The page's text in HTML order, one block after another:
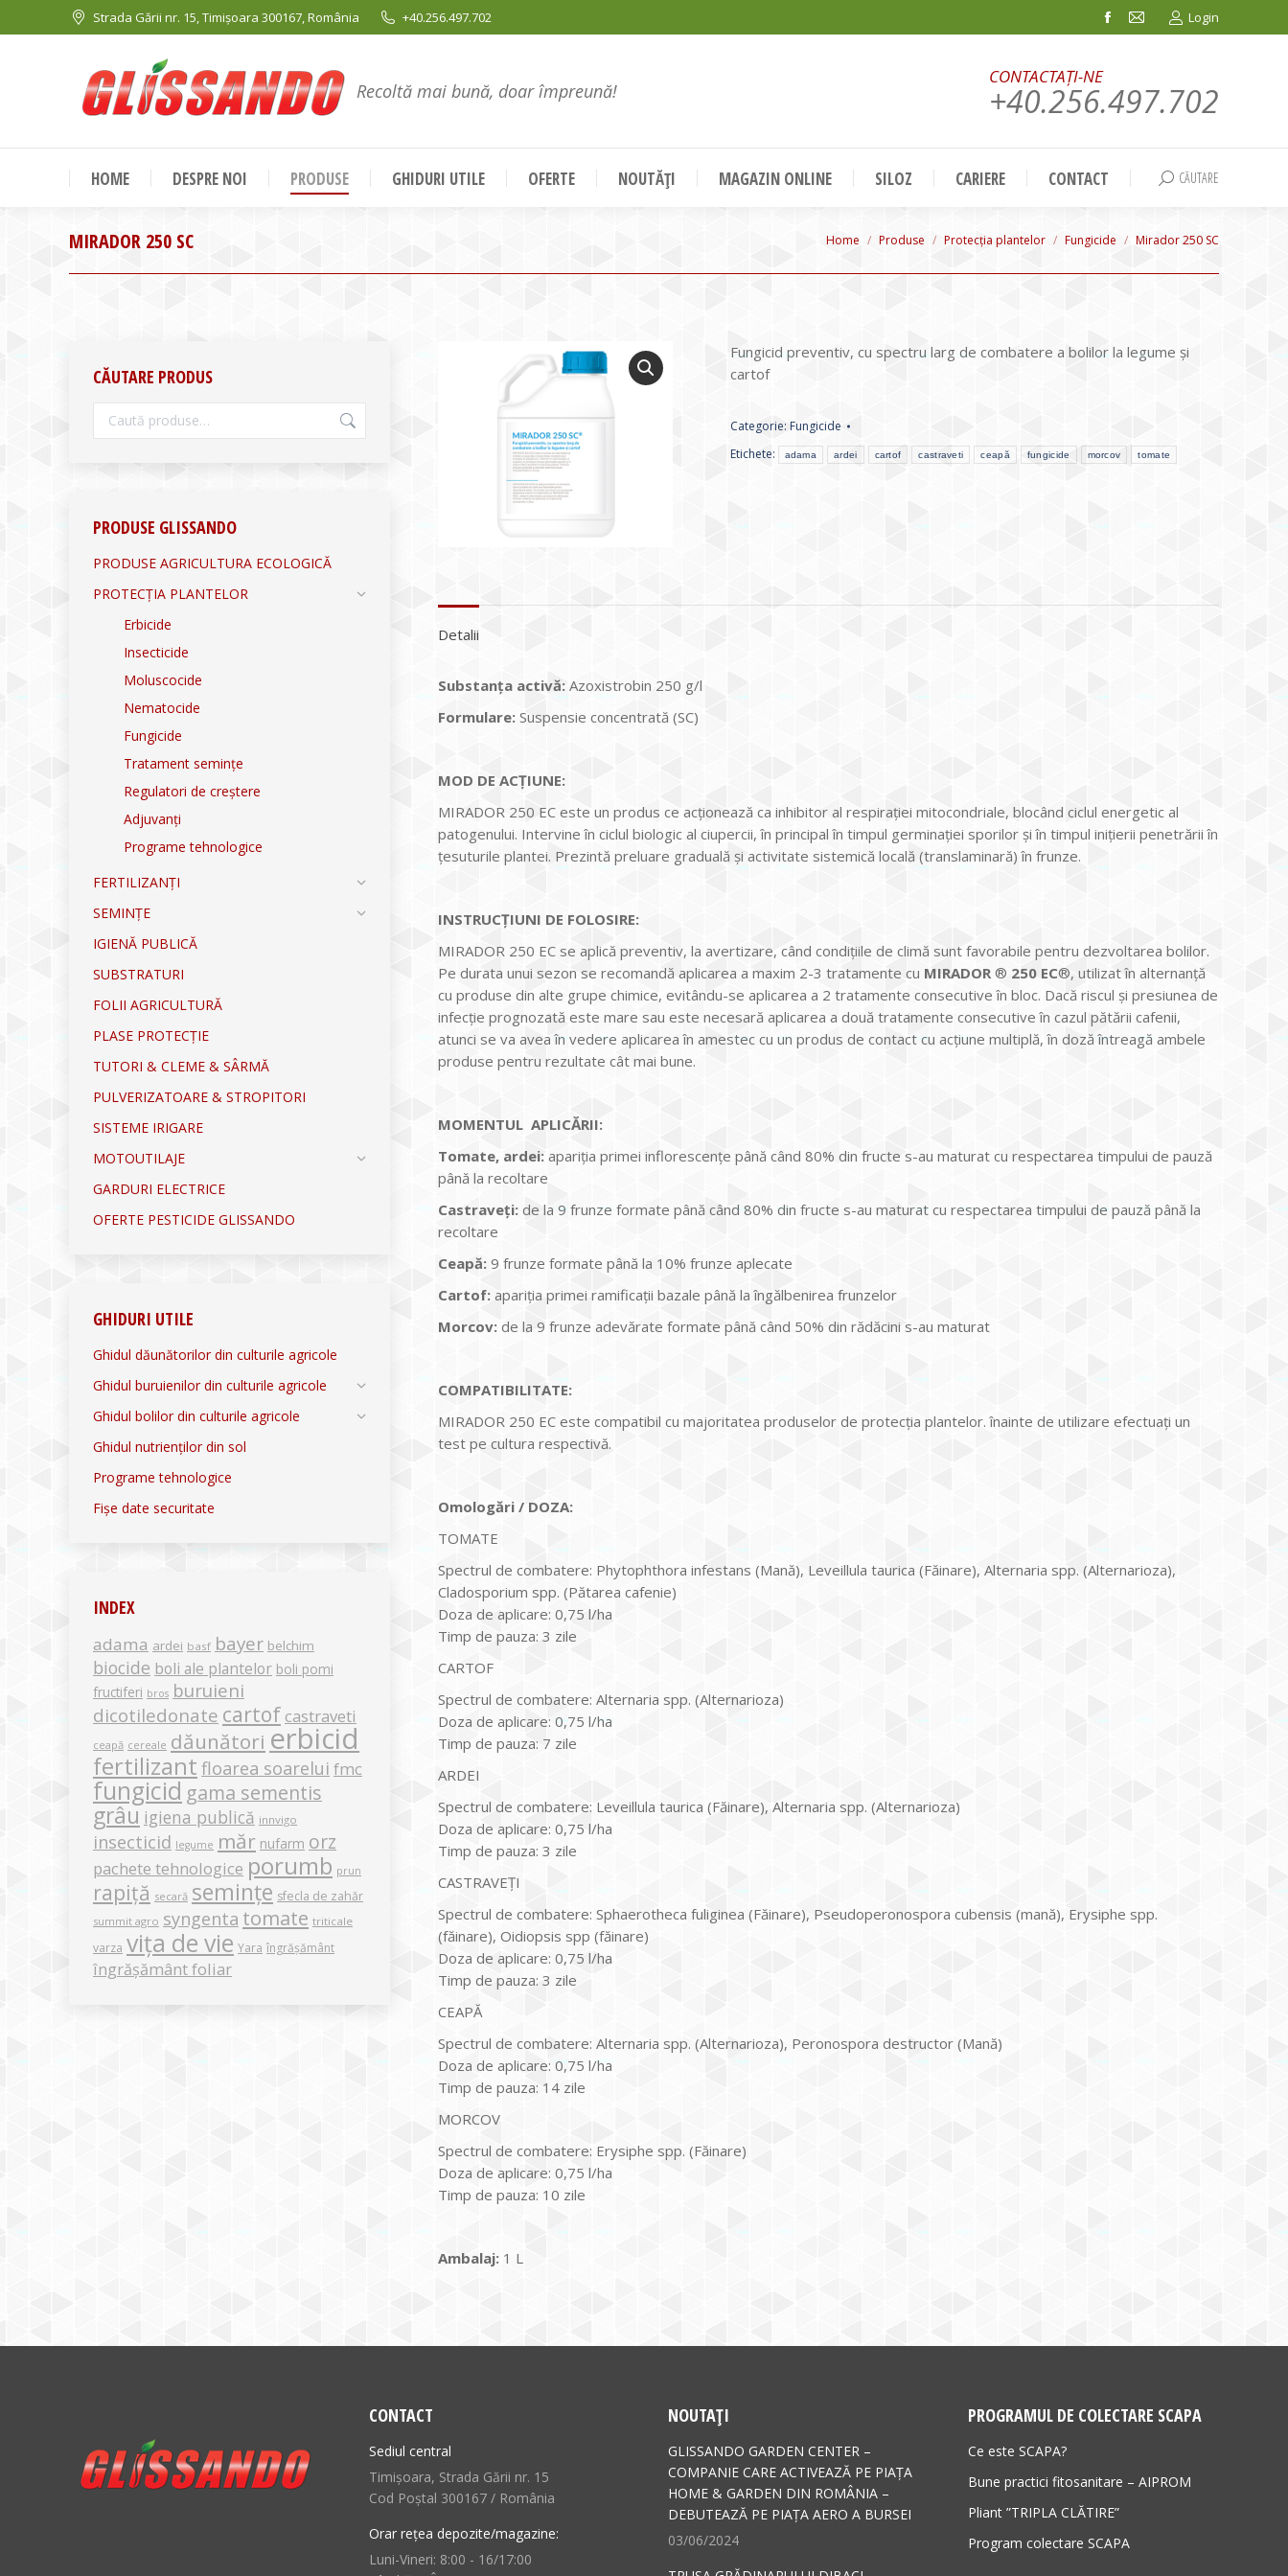
Strada Gării nr. 15, Timișoara 300167, România +40.256.497.702
Facebook
in
window
Mail
in
window
Login
Recoltă mai bună, doar împreună!
CONTACTAȚI-NE
+40.256.497.702
HOME DESPRE NOI PRODUSE GHIDURI UTILE OFERTE NOUTĂȚI MAGAZIN ONLINE SILOZ CARIERE CONTACT Search:
CĂUTARE
MIRADOR 250 SC You are here:
Home Produse Protecția plantelor Fungicide Mirador 250 SC
Fungicid preventiv, cu spectru larg de combatere a bolilor la legume și
cartof
Categorie: Fungicide
Etichete:
adama ardei cartof castraveti ceapă fungicide morcov tomate
Detalii
Substanţa activă: Azoxistrobin 250 g/l
Formulare: Suspensie concentrată (SC)
MOD DE ACŢIUNE:
MIRADOR 250 EC este un produs ce acționează ca inhibitor al respirației mitocondriale, blocând ciclul energetic al
patogenului. Intervine în ciclul biologic al ciupercii, în principal în timpul germinației sporilor și în timpul inițierii penetrării în
țesuturile plantei. Prezintă preluare graduală și activitate sistemică locală (translaminară) în frunze.
INSTRUCŢIUNI DE FOLOSIRE:
MIRADOR 250 EC se aplică preventiv, la avertizare, când condițiile de climă sunt favorabile pentru dezvoltarea bolilor.
Pe durata unui sezon se recomandă aplicarea a maxim 2-3 tratamente cu MIRADOR ® 250 EC®, utilizat în alternanță
cu produse din alte grupe chimice, evitându-se aplicarea a 2 tratamente consecutive în bloc. Dacă riscul și presiunea de
infecție prognozată este mare sau este necesară aplicarea a două tratamente consecutive în cazul pătării cafenii,
atunci se va avea în vedere aplicarea în amestec cu un produs de contact cu acțiune multiplă, în doză întreagă ambele
produse pentru rezultate cât mai bune.
MOMENTUL APLICĂRII:
Tomate, ardei: apariția primei inflorescențe până când 80% din fructe s-au maturat cu respectarea timpului de pauză
până la recoltare
Castraveți: de la 9 frunze formate până când 80% din fructe s-au maturat cu respectarea timpului de pauză până la
recoltare
Ceapă: 9 frunze formate până la 10% frunze aplecate
Cartof: apariția primei ramificații bazale până la îngălbenirea frunzelor
Morcov: de la 9 frunze adevărate formate până când 50% din rădăcini s-au maturat
COMPATIBILITATE:
MIRADOR 250 EC este compatibil cu majoritatea produselor de protecția plantelor. înainte de utilizare efectuați un
test pe cultura respectivă.
Omologări / DOZA:
TOMATE
Spectrul de combatere: Phytophthora infestans (Mană), Leveillula taurica (Făinare), Alternaria spp. (Alternarioza),
Cladosporium spp. (Pătarea cafenie)
Doza de aplicare: 0,75 l/ha
Timp de pauza: 3 zile
CARTOF
Spectrul de combatere: Alternaria spp. (Alternarioza)
Doza de aplicare: 0,75 l/ha
Timp de pauza: 7 zile
ARDEI
Spectrul de combatere: Leveillula taurica (Făinare), Alternaria spp. (Alternarioza)
Doza de aplicare: 0,75 l/ha
Timp de pauza: 3 zile
CASTRAVEȚI
Spectrul de combatere: Sphaerotheca fuliginea (Făinare), Pseudoperonospora cubensis (mană), Erysiphe spp.
(făinare), Oidiopsis spp (făinare)
Doza de aplicare: 0,75 l/ha
Timp de pauza: 3 zile
CEAPĂ
Spectrul de combatere: Alternaria spp. (Alternarioza), Peronospora destructor (Mană)
Doza de aplicare: 0,75 l/ha
Timp de pauza: 14 zile
MORCOV
Spectrul de combatere: Erysiphe spp. (Făinare)
Doza de aplicare: 0,75 l/ha
Timp de pauza: 10 zile
Ambalaj: 1 L
CĂUTARE PRODUS
PRODUSE GLISSANDO
PRODUSE AGRICULTURA ECOLOGICĂ
PROTECȚIA PLANTELOR
Erbicide
Insecticide
Moluscocide
Nematocide
Fungicide
Tratament semințe
Regulatori de creștere
Adjuvanți
Programe tehnologice
FERTILIZANȚI
SEMINȚE
IGIENĂ PUBLICĂ
SUBSTRATURI
FOLII AGRICULTURĂ
PLASE PROTECȚIE
TUTORI & CLEME & SÂRMĂ
PULVERIZATOARE & STROPITORI
SISTEME IRIGARE
MOTOUTILAJE
GARDURI ELECTRICE
OFERTE PESTICIDE GLISSANDO
GHIDURI UTILE
Ghidul dăunătorilor din culturile agricole
Ghidul buruienilor din culturile agricole
Ghidul bolilor din culturile agricole
Ghidul nutrienților din sol
Programe tehnologice
Fișe date securitate
INDEX
adama ardei basf bayer belchim
biocide boli ale plantelor boli pomi
fructiferi bros buruieni
dicotiledonate cartof castraveti
ceapă cereale dăunători erbicid
fertilizant floarea soarelui fmc
fungicid gama sementis
grâu igiena publică innvigo
insecticid legume măr nufarm orz
pachete tehnologice porumb prun
rapiță secară semințe sfecla de zahăr
summit agro syngenta tomate triticale
varza vița de vie Yara îngrășământ
îngrășământ foliar
CONTACT
Sediul central
Timișoara, Strada Gării nr. 15
Cod Poștal 300167 / România
Orar rețea depozite/magazine:
Luni-Vineri: 8:00 - 16/17:00
NOUTAȚI
GLISSANDO GARDEN CENTER –
COMPANIE CARE ACTIVEAZĂ PE PIAȚA
HOME & GARDEN DIN ROMÂNIA –
DEBUTEAZĂ PE PIAȚA AERO A BURSEI
03/06/2024
PROGRAMUL DE COLECTARE SCAPA
Ce este SCAPA?
Bune practici fitosanitare – AIPROM
Pliant ”TRIPLA CLĂTIRE”
Program colectare SCAPA